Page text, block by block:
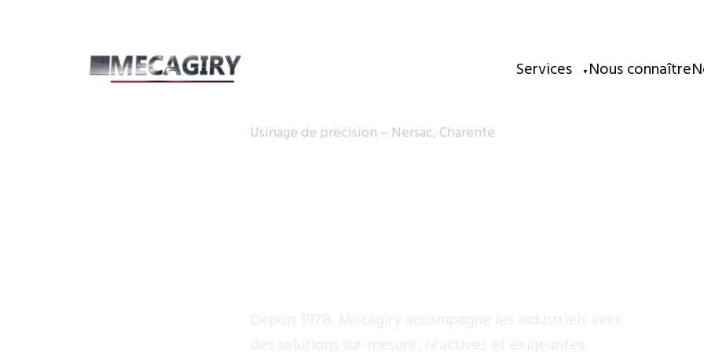
Services ▼ Nous connaître
Usinage de précision – Nersac, Charente